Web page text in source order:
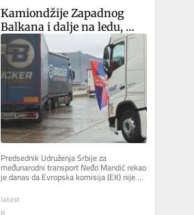
Kamiondžije Zapadnog
Balkana i dalje na ledu,
sastanak sledeće nedelje
Predsednik Udruženja Srbije za
međunarodni transport Neđo Mandić rekao
je danas da Evropska komisija (EK) nije
ponudila nikakvo rešenje za...
latest